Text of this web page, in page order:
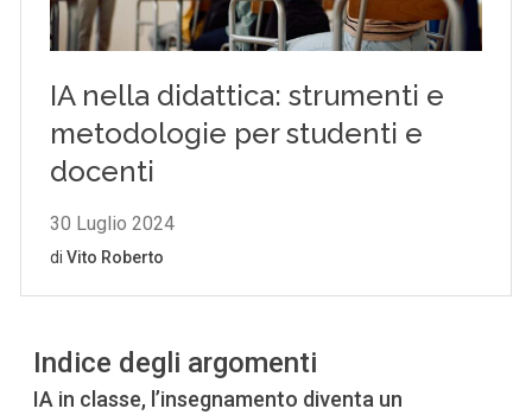
Indice degli argomenti
IA in classe, l’insegnamento diventa un